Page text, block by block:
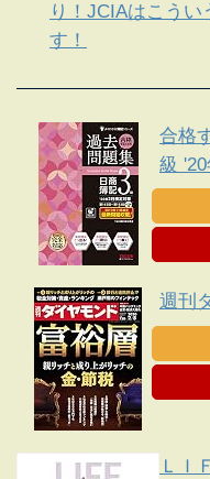
り！JCIAはこうい
す！
合格
級
週刊
ＬＩ